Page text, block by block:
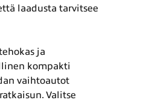
laadusta tarvitsee
ja
kompakti
vaihtoautot
Valitse